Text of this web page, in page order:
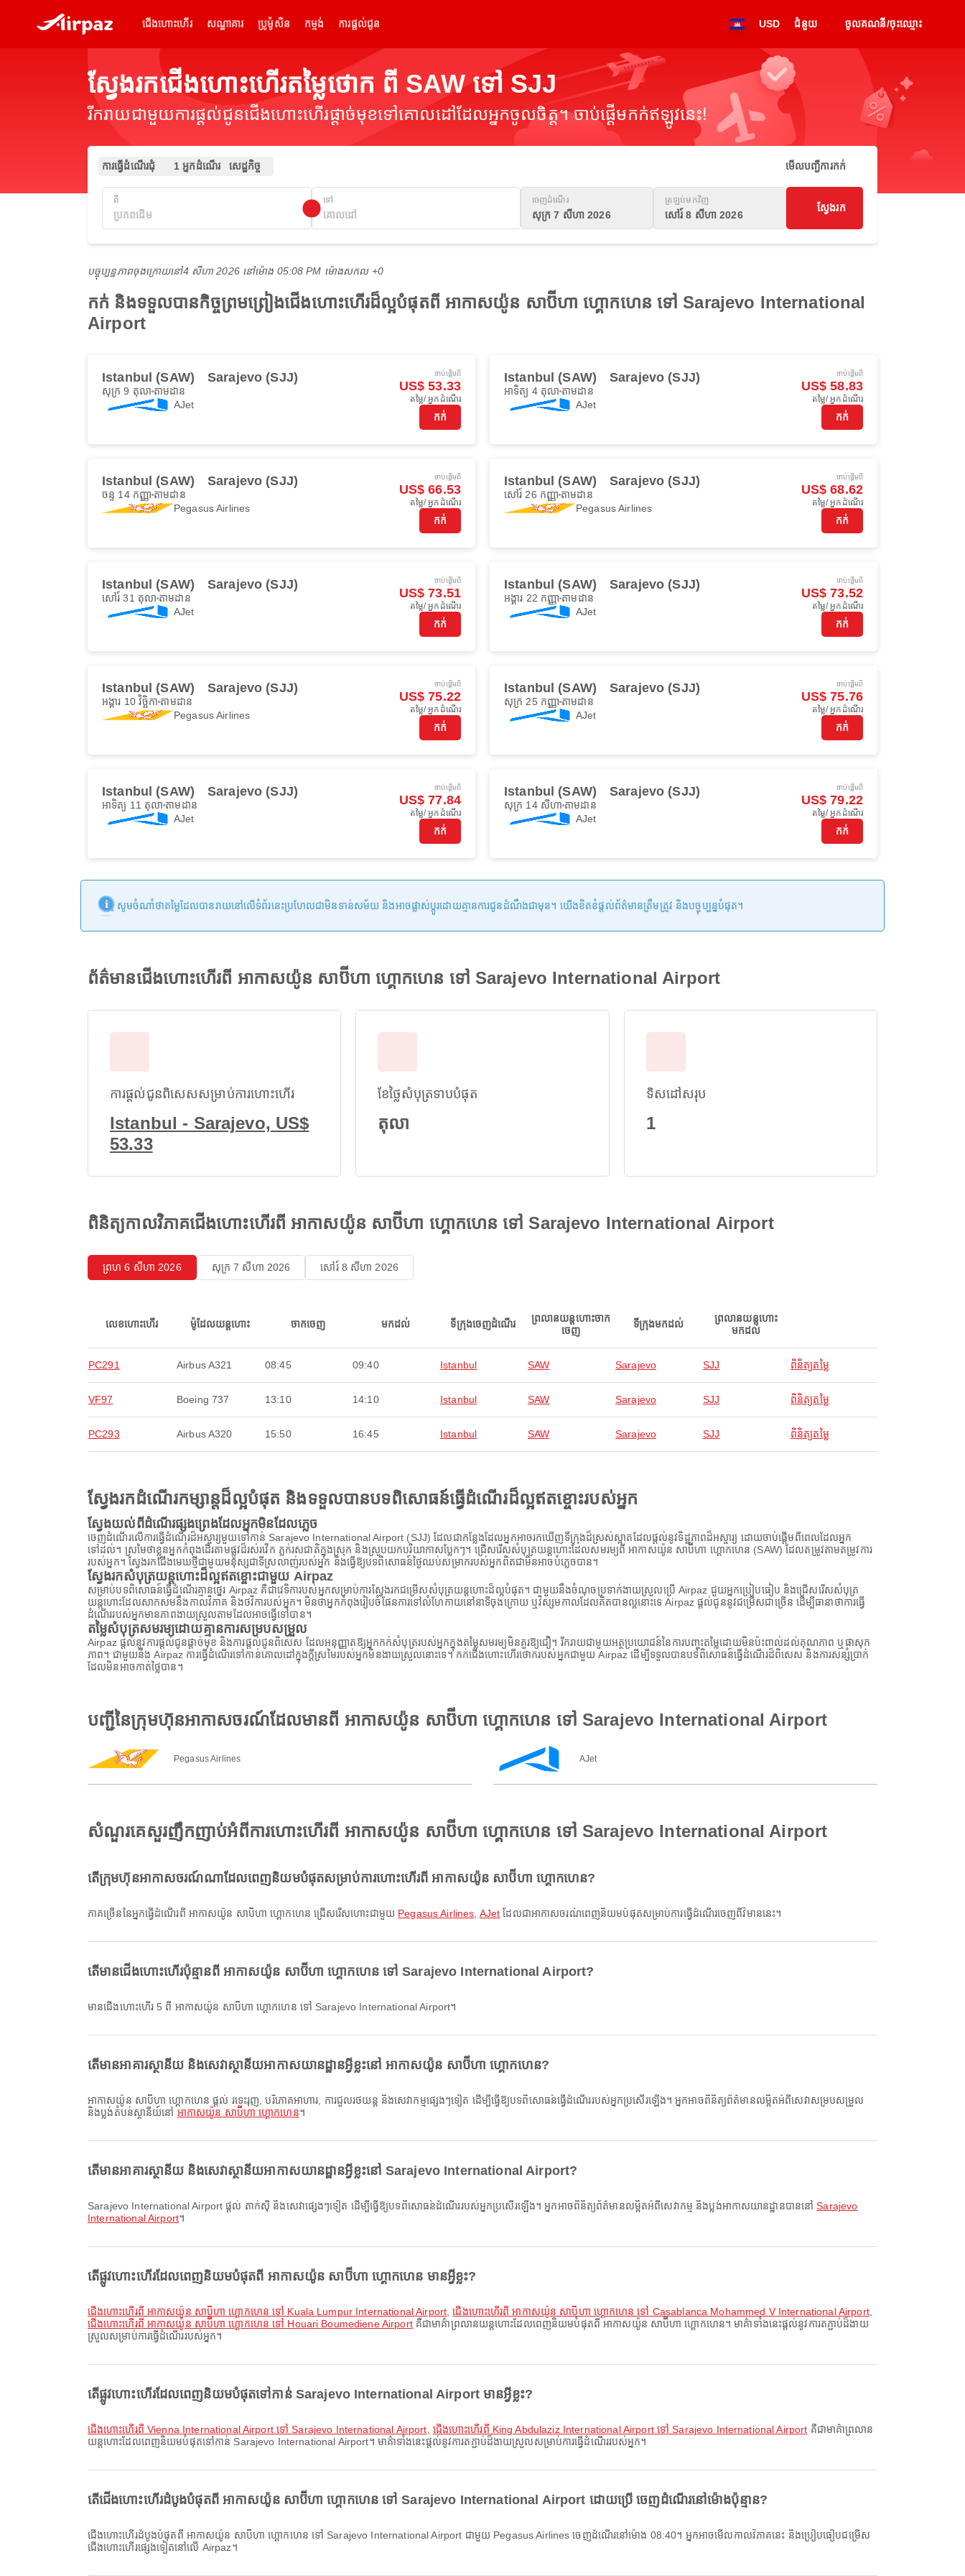
ជើងហោះហើរ សណ្ឋាគារ ប្រូម៉ូសិន កម្មង់ ការផ្តល់ជូន USD ជំនួយ ចូលគណនី/ចុះឈ្មោះ
ស្វែងរកជើងហោះហើរតម្លៃថោក ពី SAW ទៅ SJJ
រីករាយជាមួយការផ្តល់ជូនជើងហោះហើរផ្តាច់មុខទៅគោលដៅដែលអ្នកចូលចិត្ត។ ចាប់ផ្តើមកក់ឥឡូវនេះ!
ការធ្វើដំណើរជុំ 1 អ្នកដំណើរ សេដ្ឋកិច្ច មើលបញ្ជីការកក់
ពី ទៅ ចេញដំណើរ
សុក្រ 7 សីហា 2026
ត្រឡប់មកវិញ
សៅរ៍ 8 សីហា 2026
ស្វែងរក
បច្ចុប្បន្នភាពចុងក្រោយនៅ4 សីហា 2026 នៅ​ម៉ោង 05:08 PM ម៉ោង​សកល +0
កក់ និងទទួលបានកិច្ចព្រមព្រៀងជើងហោះហើរដ៏ល្អបំផុតពី អាកាសយ៉ូន សាប៊ីហា ហ្គោកហេន ទៅ Sarajevo International
Airport
Istanbul (SAW) Sarajevo (SJJ)
សុក្រ 9 តុលា តាមដាន
AJet
ចាប់ផ្ដើមពី
US$ 53.33
តម្លៃ/ អ្នកដំណើរ
កក់
Istanbul (SAW) Sarajevo (SJJ)
អាទិត្យ 4 តុលា តាមដាន
AJet
ចាប់ផ្ដើមពី
US$ 58.83
តម្លៃ/ អ្នកដំណើរ
កក់
Istanbul (SAW) Sarajevo (SJJ)
ចន្ទ 14 កញ្ញា តាមដាន
Pegasus Airlines
ចាប់ផ្ដើមពី
US$ 66.53
តម្លៃ/ អ្នកដំណើរ
កក់
Istanbul (SAW) Sarajevo (SJJ)
សៅរ៍ 26 កញ្ញា តាមដាន
Pegasus Airlines
ចាប់ផ្ដើមពី
US$ 68.62
តម្លៃ/ អ្នកដំណើរ
កក់
Istanbul (SAW) Sarajevo (SJJ)
សៅរ៍ 31 តុលា តាមដាន
AJet
ចាប់ផ្ដើមពី
US$ 73.51
តម្លៃ/ អ្នកដំណើរ
កក់
Istanbul (SAW) Sarajevo (SJJ)
អង្គារ 22 កញ្ញា តាមដាន
AJet
ចាប់ផ្ដើមពី
US$ 73.52
តម្លៃ/ អ្នកដំណើរ
កក់
Istanbul (SAW) Sarajevo (SJJ)
អង្គារ 10 វិច្ឆិកា តាមដាន
Pegasus Airlines
ចាប់ផ្ដើមពី
US$ 75.22
តម្លៃ/ អ្នកដំណើរ
កក់
Istanbul (SAW) Sarajevo (SJJ)
សុក្រ 25 កញ្ញា តាមដាន
AJet
ចាប់ផ្ដើមពី
US$ 75.76
តម្លៃ/ អ្នកដំណើរ
កក់
Istanbul (SAW) Sarajevo (SJJ)
អាទិត្យ 11 តុលា តាមដាន
AJet
ចាប់ផ្ដើមពី
US$ 77.84
តម្លៃ/ អ្នកដំណើរ
កក់
Istanbul (SAW) Sarajevo (SJJ)
សុក្រ 14 សីហា តាមដាន
AJet
ចាប់ផ្ដើមពី
US$ 79.22
តម្លៃ/ អ្នកដំណើរ
កក់
សូមចំណាំថាតម្លៃដែលបានរាយនៅលើទំព័រនេះប្រហែលជាមិនទាន់សម័យ និងអាចផ្លាស់ប្តូរដោយគ្មានការជូនដំណឹងជាមុន។ យើងខិតខំផ្តល់ព័ត៌មានត្រឹមត្រូវ និងបច្ចុប្បន្នបំផុត។
ព័ត៌មានជើងហោះហើរពី អាកាសយ៉ូន សាប៊ីហា ហ្គោកហេន ទៅ Sarajevo International Airport
ការផ្តល់ជូនពិសេសសម្រាប់ការហោះហើរ
Istanbul - Sarajevo, US$
53.33
ខែថ្លៃសំបុត្រទាបបំផុត
តុលា
ទិសដៅសរុប
1
ពិនិត្យកាលវិភាគជើងហោះហើរពី អាកាសយ៉ូន សាប៊ីហា ហ្គោកហេន ទៅ Sarajevo International Airport
ព្រហ 6 សីហា 2026 សុក្រ 7 សីហា 2026 សៅរ៍ 8 សីហា 2026
លេខហោះហើរ ម៉ូដែលយន្តហោះ ចាកចេញ មកដល់ ទីក្រុងចេញដំណើរ
ព្រលានយន្តហោះចាក
ចេញ
ទីក្រុងមកដល់
ព្រលានយន្តហោះ
មកដល់
PC291 Airbus A321 08:45 09:40 Istanbul SAW Sarajevo SJJ ពិនិត្យតម្លៃ
VF97 Boeing 737 13:10 14:10 Istanbul SAW Sarajevo SJJ ពិនិត្យតម្លៃ
PC293 Airbus A320 15:50 16:45 Istanbul SAW Sarajevo SJJ ពិនិត្យតម្លៃ
ស្វែងរកដំណើរកម្សាន្តដ៏ល្អបំផុត និងទទួលបានបទពិសោធន៍ធ្វើដំណើរដ៏ល្អឥតខ្ចោះរបស់អ្នក
ស្វែងយល់ពីដំណើរផ្សងព្រេងដែលអ្នកមិនដែលភ្លេច
ចេញដំណើរលើការធ្វើដំណើរដ៏អស្ចារ្យមួយទៅកាន់ Sarajevo International Airport (SJJ) ដែលជាកន្លែងដែលអ្នកអាចរកឃើញទីក្រុងដ៏ស្រស់ស្អាតដែលផ្តល់នូវទិដ្ឋភាពដ៏អស្ចារ្យ ដោយចាប់ផ្តើមពីពេលដែលអ្នក
ទៅដល់។ ស្រមៃថាខ្លួនអ្នកកំពុងដើរតាមផ្លូវដ៏រស់រវើក ភ្លក់រសជាតិក្នុងស្រុក និងស្រូបយកបរិយាកាសប្លែកៗ។ ជ្រើសរើសសំបុត្រយន្តហោះដែលសមរម្យពី អាកាសយ៉ូន សាប៊ីហា ហ្គោកហេន (SAW) ដែលតម្រូវតាមតម្រូវការ
របស់អ្នក។ ស្វែងរកជើងមេឃថ្មីជាមួយមនុស្សជាទីស្រលាញ់របស់អ្នក និងធ្វើឱ្យបទពិសោធន៍ថ្ងៃឈប់សម្រាករបស់អ្នកពិតជាមិនអាចបំភ្លេចបាន។
ស្វែងរកសំបុត្រយន្តហោះដ៏ល្អឥតខ្ចោះជាមួយ Airpaz
សម្រាប់បទពិសោធន៍ធ្វើដំណើរគ្មានថ្នេរ Airpaz គឺជាវេទិការបស់អ្នកសម្រាប់ការស្វែងរកជម្រើសសំបុត្រយន្តហោះដ៏ល្អបំផុត។ ជាមួយនឹងចំណុចប្រទាក់ងាយស្រួលប្រើ Airpaz ជួយអ្នកប្រៀបធៀប និងជ្រើសរើសសំបុត្រ
យន្តហោះដែលសាកសមនឹងកាលវិភាគ និងថវិការបស់អ្នក។ មិនថាអ្នកកំពុងរៀបចំផែនការទៅលំហែកាយនៅនាទីចុងក្រោយ ឬវិស្សមកាលដែលគិតបានល្អនោះទេ Airpaz ផ្តល់ជូននូវជម្រើសជាច្រើន ដើម្បីធានាថាការធ្វើ
ដំណើររបស់អ្នកមានភាពងាយស្រួលតាមដែលអាចធ្វើទៅបាន។
តម្លៃសំបុត្រសមរម្យដោយគ្មានការសម្របសម្រួល
Airpaz ផ្តល់នូវការផ្តល់ជូនផ្តាច់មុខ និងការផ្តល់ជូនពិសេស ដែលអនុញ្ញាតឱ្យអ្នកកក់សំបុត្ររបស់អ្នកក្នុងតម្លៃសមរម្យមិនគួរឱ្យជឿ។ រីករាយជាមួយអត្ថប្រយោជន៍នៃការបញ្ចុះតម្លៃដោយមិនប៉ះពាល់ដល់គុណភាព ឬផាសុក
ភាព។ ជាមួយនឹង Airpaz ការធ្វើដំណើរទៅកាន់គោលដៅក្នុងក្តីស្រមៃរបស់អ្នកមិនងាយស្រួលនោះទេ។ កក់ជើងហោះហើរថោករបស់អ្នកជាមួយ Airpaz ដើម្បីទទួលបានបទពិសោធន៍ធ្វើដំណើរដ៏ពិសេស និងការសន្សំប្រាក់
ដែលមិនអាចកាត់ថ្លៃបាន។
បញ្ជីនៃក្រុមហ៊ុនអាកាសចរណ៍ដែលមានពី អាកាសយ៉ូន សាប៊ីហា ហ្គោកហេន ទៅ Sarajevo International Airport
Pegasus Airlines AJet
សំណួរគេសួរញឹកញាប់អំពីការហោះហើរពី អាកាសយ៉ូន សាប៊ីហា ហ្គោកហេន ទៅ Sarajevo International Airport
តើក្រុមហ៊ុនអាកាសចរណ៍ណាដែលពេញនិយមបំផុតសម្រាប់ការហោះហើរពី អាកាសយ៉ូន សាប៊ីហា ហ្គោកហេន?
ភាគច្រើននៃអ្នកធ្វើដំណើរពី អាកាសយ៉ូន សាប៊ីហា ហ្គោកហេន ជ្រើសរើសហោះជាមួយ Pegasus Airlines AJet ដែលជាអាកាសចរណ៍ពេញនិយមបំផុតសម្រាប់ការធ្វើដំណើរចេញពីវិមាននេះ។
តើមានជើងហោះហើរប៉ុន្មានពី អាកាសយ៉ូន សាប៊ីហា ហ្គោកហេន ទៅ Sarajevo International Airport?
មានជើងហោះហើរ 5 ពី អាកាសយ៉ូន សាប៊ីហា ហ្គោកហេន ទៅ Sarajevo International Airport។
តើមានអាគារស្ថានីយ និងសេវាស្ថានីយអាកាសយានដ្ឋានអ្វីខ្លះនៅ អាកាសយ៉ូន សាប៊ីហា ហ្គោកហេន?
អាកាសយ៉ូន សាប៊ីហា ហ្គោកហេន ផ្តល់ រទេះរុញ, បរិភោគអាហារ, ការជួលរថយន្ត និងសេវាកម្មផ្សេងៗទៀត ដើម្បីធ្វើឱ្យបទពិសោធន៍ធ្វើដំណើររបស់អ្នកប្រសើរឡើង។ អ្នកអាចពិនិត្យព័ត៌មានលម្អិតអំពីសេវាសម្របសម្រួល
និងប្លង់តំបន់ស្ថានីយ៍នៅ អាកាសយ៉ូន សាប៊ីហា ហ្គោកហេន។
តើមានអាគារស្ថានីយ និងសេវាស្ថានីយអាកាសយានដ្ឋានអ្វីខ្លះនៅ Sarajevo International Airport?
Sarajevo International Airport ផ្តល់ តាក់ស៊ី និងសេវាផ្សេងៗទៀត ដើម្បីធ្វើឱ្យបទពិសោធន៍ដំណើររបស់អ្នកប្រសើរឡើង។ អ្នកអាចពិនិត្យព័ត៌មានលម្អិតអំពីសេវាកម្ម និងប្លង់អាកាសយានដ្ឋានបាននៅSarajevo
International Airport។
តើផ្លូវហោះហើរដែលពេញនិយមបំផុតពី អាកាសយ៉ូន សាប៊ីហា ហ្គោកហេន មានអ្វីខ្លះ?
ជើងហោះហើរពី អាកាសយ៉ូន សាប៊ីហា ហ្គោកហេន ទៅ Kuala Lumpur International Airport ,ជើងហោះហើរពី អាកាសយ៉ូន សាប៊ីហា ហ្គោកហេន ទៅ Casablanca Mohammed V International Airport,
ជើងហោះហើរពី អាកាសយ៉ូន សាប៊ីហា ហ្គោកហេន ទៅ Houari Boumediene Airportគឺជាមាគ៌ាព្រលានយន្តហោះដែលពេញនិយមបំផុតពី អាកាសយ៉ូន សាប៊ីហា ហ្គោកហេន។ មាគ៌ាទាំងនេះផ្តល់នូវការតភ្ជាប់ដ៏ងាយ
ស្រួលសម្រាប់ការធ្វើដំណើររបស់អ្នក។
តើផ្លូវហោះហើរដែលពេញនិយមបំផុតទៅកាន់ Sarajevo International Airport មានអ្វីខ្លះ?
ជើងហោះហើរពី Vienna International Airport ទៅ Sarajevo International Airport ជើងហោះហើរពី King Abdulaziz International Airport ទៅ Sarajevo International Airport គឺជាមាគ៌ាព្រលាន
យន្តហោះដែលពេញនិយមបំផុតទៅកាន់ Sarajevo International Airport។ មាគ៌ាទាំងនេះផ្តល់នូវការតភ្ជាប់ដ៏ងាយស្រួលសម្រាប់ការធ្វើដំណើររបស់អ្នក។
តើជើងហោះហើរដំបូងបំផុតពី អាកាសយ៉ូន សាប៊ីហា ហ្គោកហេន ទៅ Sarajevo International Airport ដោយប្រើ ចេញដំណើរនៅម៉ោងប៉ុន្មាន?
ជើងហោះហើរដំបូងបំផុតពី អាកាសយ៉ូន សាប៊ីហា ហ្គោកហេន ទៅ Sarajevo International Airport ជាមួយ Pegasus Airlines ចេញដំណើរនៅម៉ោង 08:40។ អ្នកអាចមើលកាលវិភាគនេះ និងប្រៀបធៀបជម្រើស
ជើងហោះហើរផ្សេងទៀតនៅលើ Airpaz។